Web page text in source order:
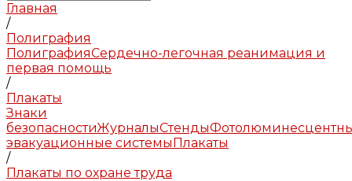
Главная
/
Полиграфия
ПолиграфияСердечно-легочная реанимация и
первая помощь
/
Плакаты
Знаки
безопасностиЖурналыСтенды
эвакуационные системыПлакаты
/
Плакаты по охране труда